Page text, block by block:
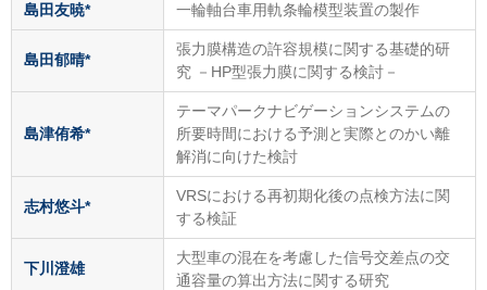
島田友暁* 一輪軸台車用軌条輪模型装置の製作
島田郁晴*
張力膜構造の許容規模に関する基礎的研
究 －HP型張力膜に関する検討－
島津侑希*
テーマパークナビゲーションシステムの
所要時間における予測と実際とのかい離
解消に向けた検討
志村悠斗*
VRSにおける再初期化後の点検方法に関
する検証
下川澄雄
大型車の混在を考慮した信号交差点の交
通容量の算出方法に関する研究